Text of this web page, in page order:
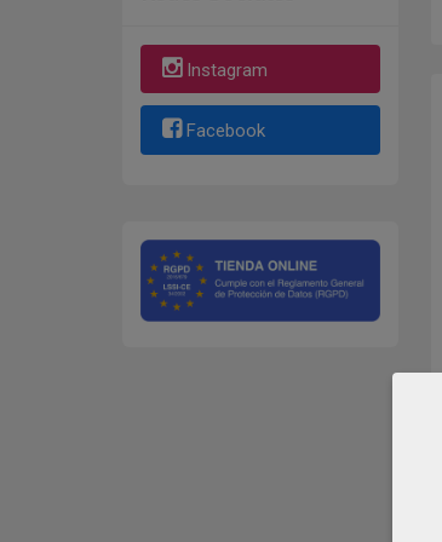
Instagram
Facebook